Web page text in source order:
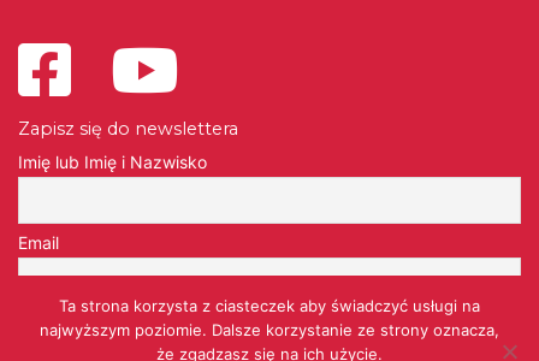
Zapisz się do newslettera
Imię lub Imię i Nazwisko
Email
Przechodząc dalej, akceptujesz politykę prywatności
Ta strona korzysta z ciasteczek aby świadczyć usługi na
najwyższym poziomie. Dalsze korzystanie ze strony oznacza,
że zgadzasz się na ich użycie.